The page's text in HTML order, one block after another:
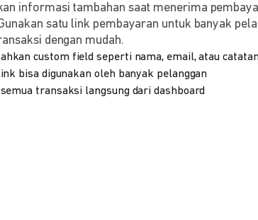
informasi tambahan saat menerima
satu link pembayaran untuk banyak
dengan mudah.
custom field seperti nama, email, atau
bisa digunakan oleh banyak pelanggan
transaksi langsung dari dashboard